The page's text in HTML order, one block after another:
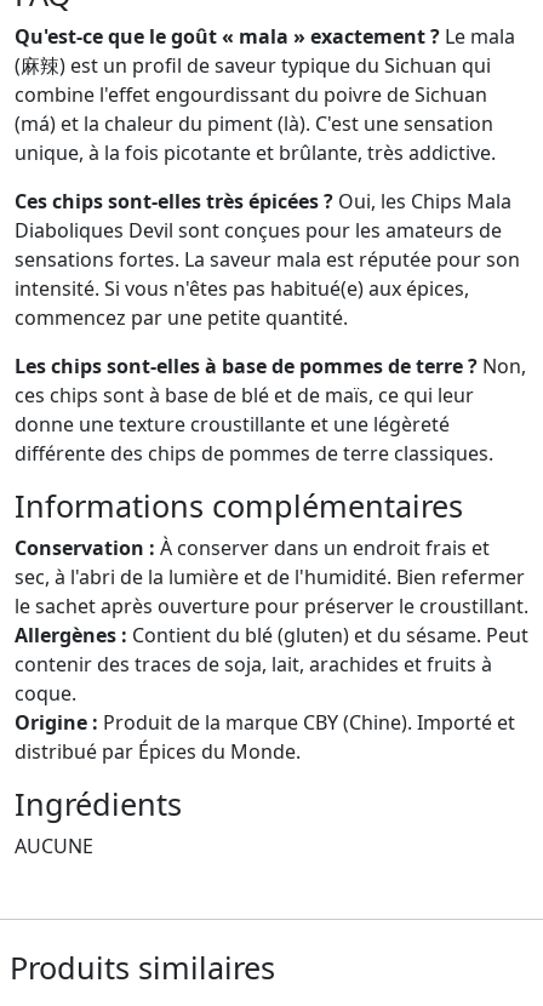
Qu'est-ce que le goût « mala » exactement ? Le mala
(麻辣) est un profil de saveur typique du Sichuan qui
combine l'effet engourdissant du poivre de Sichuan
(má) et la chaleur du piment (là). C'est une sensation
unique, à la fois picotante et brûlante, très addictive.
Ces chips sont-elles très épicées ? Oui, les Chips Mala
Diaboliques Devil sont conçues pour les amateurs de
sensations fortes. La saveur mala est réputée pour son
intensité. Si vous n'êtes pas habitué(e) aux épices,
commencez par une petite quantité.
Les chips sont-elles à base de pommes de terre ? Non,
ces chips sont à base de blé et de maïs, ce qui leur
donne une texture croustillante et une légèreté
différente des chips de pommes de terre classiques.
Informations complémentaires
Conservation : À conserver dans un endroit frais et
sec, à l'abri de la lumière et de l'humidité. Bien refermer
le sachet après ouverture pour préserver le croustillant.
Allergènes : Contient du blé (gluten) et du sésame. Peut
contenir des traces de soja, lait, arachides et fruits à
coque.
Origine : Produit de la marque CBY (Chine). Importé et
distribué par Épices du Monde.
Ingrédients
AUCUNE
Produits similaires